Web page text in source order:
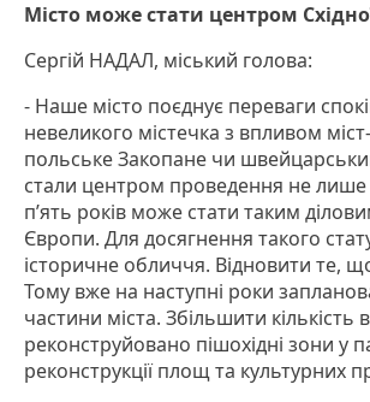
Місто може стати центром
Сергій НАДАЛ, міський голова:
- Наше місто поєднує переваги
невеликого містечка з впливом
польське Закопане чи
стали центром проведення не лише
п’ять років може стати таким
Європи. Для досягнення такого
історичне обличчя. Відновити те,
Тому вже на наступні роки
частини міста. Збільшити
реконструйовано пішохідні зони у
реконструкції площ та культурних